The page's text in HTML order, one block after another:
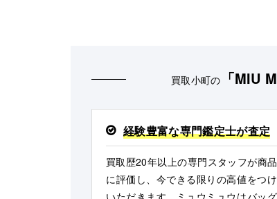
買取小町の 「MIU
経験豊富な専門鑑定士が査定
買取歴20年以上の専門スタッフが商
に評価し、今できる限りの高値をつ